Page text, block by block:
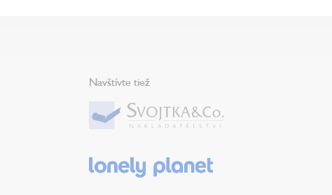
Navštívte tiež